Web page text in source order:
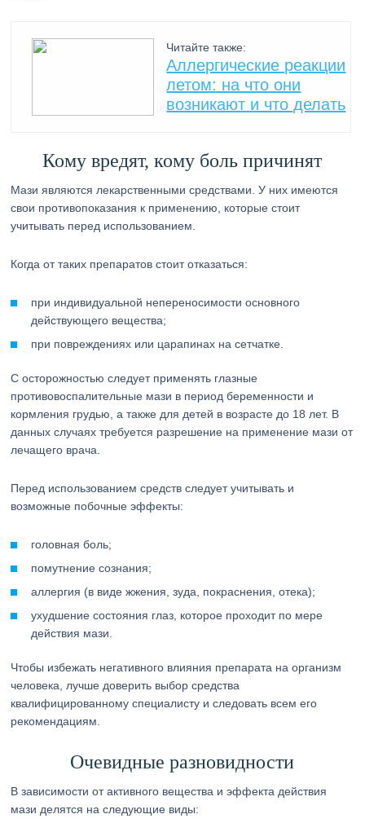
Читайте также:
Аллергические реакции
летом: на что они
возникают и что делать
Кому вредят, кому боль причинят
Мази являются лекарственными средствами. У них имеются
свои противопоказания к применению, которые стоит
учитывать перед использованием.
Когда от таких препаратов стоит отказаться:
при индивидуальной непереносимости основного
действующего вещества;
при повреждениях или царапинах на сетчатке.
С осторожностью следует применять глазные
противовоспалительные мази в период беременности и
кормления грудью, а также для детей в возрасте до 18 лет. В
данных случаях требуется разрешение на применение мази от
лечащего врача.
Перед использованием средств следует учитывать и
возможные побочные эффекты:
головная боль;
помутнение сознания;
аллергия (в виде жжения, зуда, покраснения, отека);
ухудшение состояния глаз, которое проходит по мере
действия мази.
Чтобы избежать негативного влияния препарата на организм
человека, лучше доверить выбор средства
квалифицированному специалисту и следовать всем его
рекомендациям.
Очевидные разновидности
В зависимости от активного вещества и эффекта действия
мази делятся на следующие виды: